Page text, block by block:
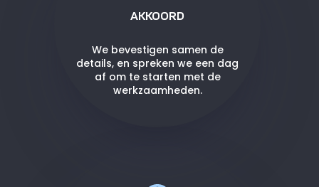
AKKOORD
We bevestigen samen de
details, en spreken we een dag
af om te starten met de
werkzaamheden.